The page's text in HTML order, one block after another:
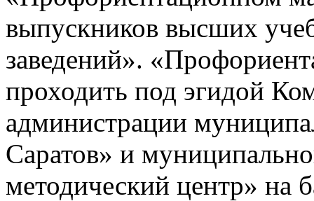
выпускников высших
заведений».
проходить под эгидой
администрации
Саратов» и
методический центр»